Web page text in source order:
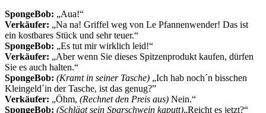
SpongeBob: „Aua!“
Verkäufer: „Na na! Griffel weg von Le Pfannenwender! Das ist
ein kostbares Stück und sehr teuer.“
SpongeBob: „Es tut mir wirklich leid!“
Verkäufer: „Aber wenn Sie dieses Spitzenprodukt kaufen, dürfen
Sie es auch halten.“
SpongeBob: (Kramt in seiner Tasche) „Ich hab noch´n bisschen
Kleingeld´in der Tasche, ist das genug?”
Verkäufer: „Öhm, (Rechnet den Preis aus) Nein.“
SpongeBob: (Schlägt sein Sparschwein kaputt)„Reicht es jetzt?“